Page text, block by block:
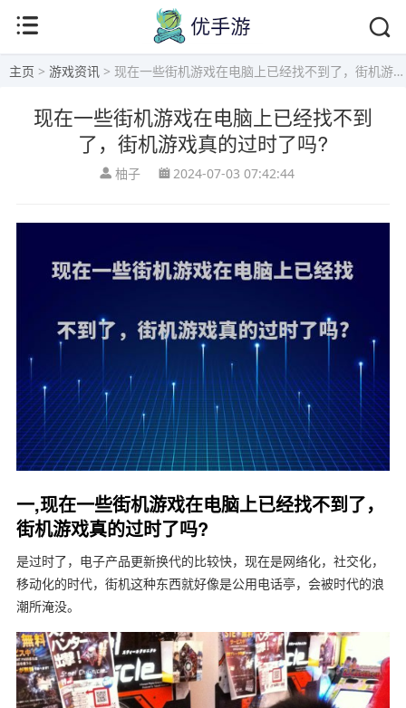
主页 > 游戏资讯 > 现在一些街机游戏在电脑上已经找不到了，街机游戏真的过时了吗?
现在一些街机游戏在电脑上已经找不到
了，街机游戏真的过时了吗?
柚子 2024-07-03 07:42:44
一,现在一些街机游戏在电脑上已经找不到了，
街机游戏真的过时了吗?
是过时了，电子产品更新换代的比较快，现在是网络化，社交化，
移动化的时代，街机这种东西就好像是公用电话亭，会被时代的浪
潮所淹没。